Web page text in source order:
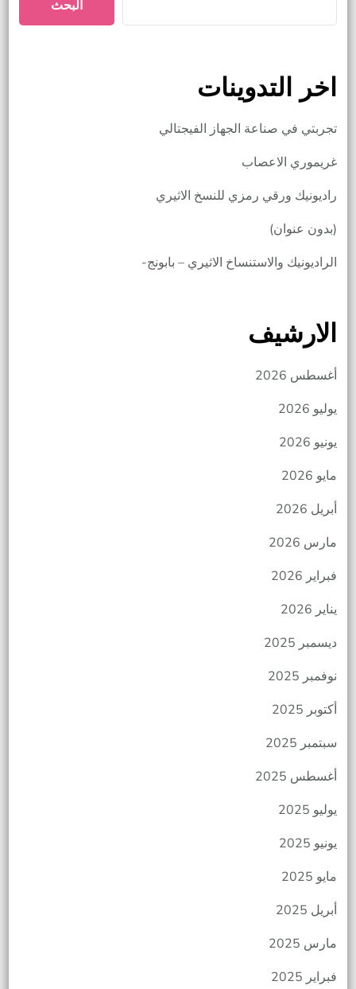
البحث
اخر التدوينات
تجربتي في صناعة الجهاز الفيجتالي
غريموري الاعصاب
راديونيك ورقي رمزي للنسخ الاثيري
(بدون عنوان)
الراديونيك والاستنساخ الاثيري – بابونج-
الارشيف
أغسطس 2026
يوليو 2026
يونيو 2026
مايو 2026
أبريل 2026
مارس 2026
فبراير 2026
يناير 2026
ديسمبر 2025
نوفمبر 2025
أكتوبر 2025
سبتمبر 2025
أغسطس 2025
يوليو 2025
يونيو 2025
مايو 2025
أبريل 2025
مارس 2025
فبراير 2025